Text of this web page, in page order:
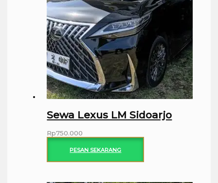
Sewa Lexus LM Sidoarjo
Rp750.000
PESAN SEKARANG